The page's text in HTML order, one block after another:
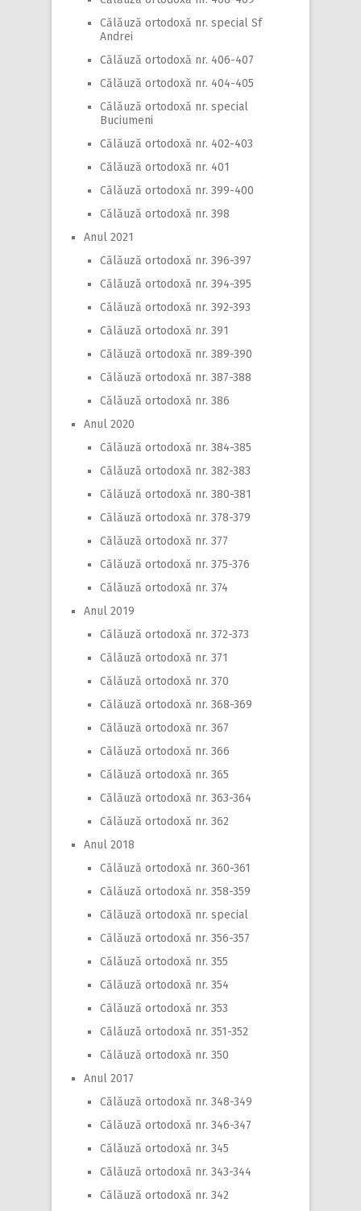
Călăuză ortodoxă nr. special Sf
Andrei
Călăuză ortodoxă nr. 406-407
Călăuză ortodoxă nr. 404-405
Călăuză ortodoxă nr. special
Buciumeni
Călăuză ortodoxă nr. 402-403
Călăuză ortodoxă nr. 401
Călăuză ortodoxă nr. 399-400
Călăuză ortodoxă nr. 398
Anul 2021
Călăuză ortodoxă nr. 396-397
Călăuză ortodoxă nr. 394-395
Călăuză ortodoxă nr. 392-393
Călăuză ortodoxă nr. 391
Călăuză ortodoxă nr. 389-390
Călăuză ortodoxă nr. 387-388
Călăuză ortodoxă nr. 386
Anul 2020
Călăuză ortodoxă nr. 384-385
Călăuză ortodoxă nr. 382-383
Călăuză ortodoxă nr. 380-381
Călăuză ortodoxă nr. 378-379
Călăuză ortodoxă nr. 377
Călăuză ortodoxă nr. 375-376
Călăuză ortodoxă nr. 374
Anul 2019
Călăuză ortodoxă nr. 372-373
Călăuză ortodoxă nr. 371
Călăuză ortodoxă nr. 370
Călăuză ortodoxă nr. 368-369
Călăuză ortodoxă nr. 367
Călăuză ortodoxă nr. 366
Călăuză ortodoxă nr. 365
Călăuză ortodoxă nr. 363-364
Călăuză ortodoxă nr. 362
Anul 2018
Călăuză ortodoxă nr. 360-361
Călăuză ortodoxă nr. 358-359
Călăuză ortodoxă nr. special
Călăuză ortodoxă nr. 356-357
Călăuză ortodoxă nr. 355
Călăuză ortodoxă nr. 354
Călăuză ortodoxă nr. 353
Călăuză ortodoxă nr. 351-352
Călăuză ortodoxă nr. 350
Anul 2017
Călăuză ortodoxă nr. 348-349
Călăuză ortodoxă nr. 346-347
Călăuză ortodoxă nr. 345
Călăuză ortodoxă nr. 343-344
Călăuză ortodoxă nr. 342